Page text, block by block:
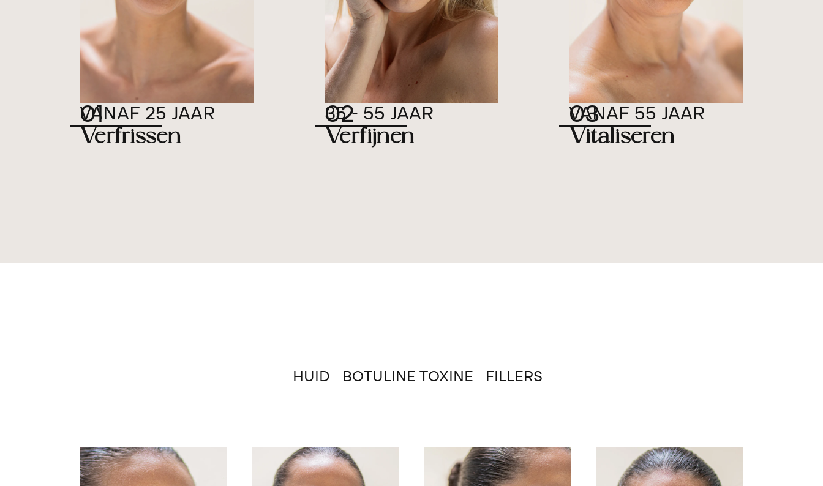
01
Verfrissen
VANAF 25 JAAR 02
Verfijnen
35 - 55 JAAR 03
Vitaliseren
VANAF 55 JAAR
HUID BOTULINE TOXINE FILLERS